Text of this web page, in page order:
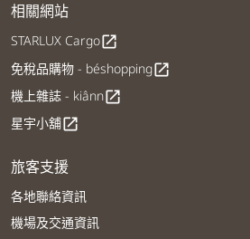
相關網站
STARLUX Cargoopen_in_new
免稅品購物 - béshoppingopen_in_new
機上雜誌 - kiânnopen_in_new
星宇小舖open_in_new
旅客支援
各地聯絡資訊
機場及交通資訊